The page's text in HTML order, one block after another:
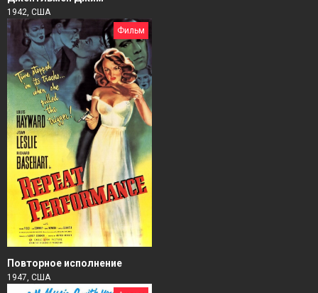
1942, США
Фильм
Повторное исполнение
1947, США